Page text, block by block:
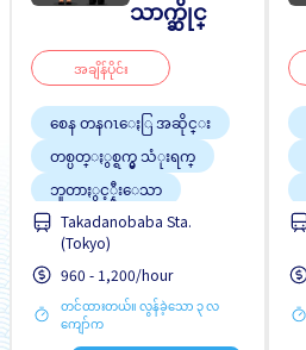
သာက္ဆိုင္
အချိန်ပိုင်း
စေန တနဂၤေႏြ အဆိုင္း
တစ္ပတ္ႏွစ္ရက္မွ သံုးရက္
ဘူတာႏွင့္နီးေသာ
လမ္းစရိတ္ေပးသည္
အလုပ္ခ်ိန္နည္းေသာ
Takadanobaba Sta.
(Tokyo)
960 - 1,200/hour
တင်ထားတယ်။ လွန်ခဲ့သော ၃ လ
ကျော်က